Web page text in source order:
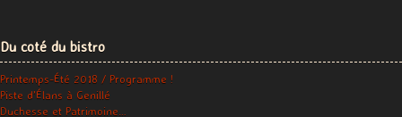
Du coté du bistro
Printemps-Été 2018 / Programme !
Piste d’Élans à Genillé
Duchesse et Patrimoine…